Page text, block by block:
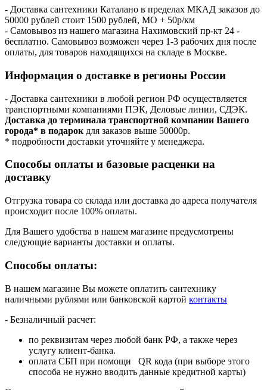
- Доставка сантехники Каталано в пределах МКАД заказов до
50000 рублей стоит 1500 рублей, МО + 50р/км
- Самовывоз из нашего магазина Нахимовский пр-кт 24 -
бесплатно. Самовывоз возможен через 1-3 рабочих дня после
оплаты, для товаров находящихся на складе в Москве.
Информация о доставке в регионы России
- Доставка сантехники в любой регион РФ осуществляется
транспортными компаниями ПЭК, Деловые линии, СДЭК.
Доставка до терминала транспортной компании Вашего
города* в подарок для заказов выше 50000р.
* подробности доставки уточняйте у менеджера.
Способы оплаты и базовые расценки на
доставку
Отгрузка товара со склада или доставка до адреса получателя
происходит после 100% оплаты.
Для Вашего удобства в нашем магазине предусмотрены
следующие варианты доставки и оплаты.
Способы оплаты:
В нашем магазине Вы можете оплатить сантехнику
наличными рублями или банковской картой контакты
- Безналичный расчет:
по реквизитам через любой банк РФ, а также через
услугу клиент-банка.
оплата СБП при помощи QR кода (при выборе этого
способа не нужно вводить данные кредитной карты)